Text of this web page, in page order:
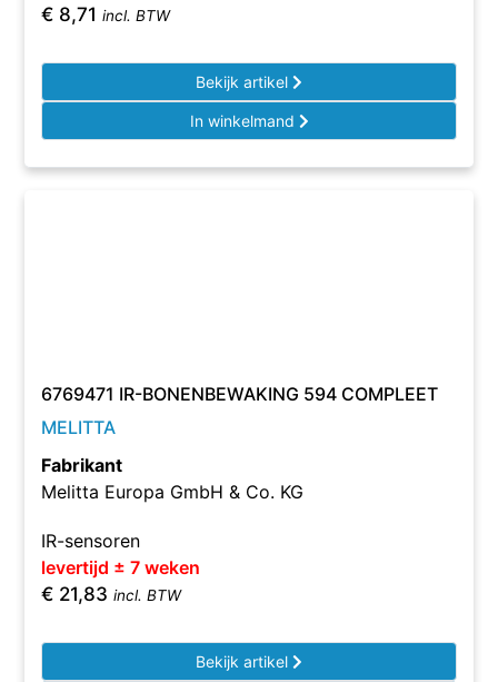
€ 8,71 incl. BTW
Bekijk artikel
In winkelmand
6769471 IR-BONENBEWAKING 594 COMPLEET
MELITTA
Fabrikant
Melitta Europa GmbH & Co. KG
IR-sensoren
levertijd ± 7 weken
€ 21,83 incl. BTW
Bekijk artikel